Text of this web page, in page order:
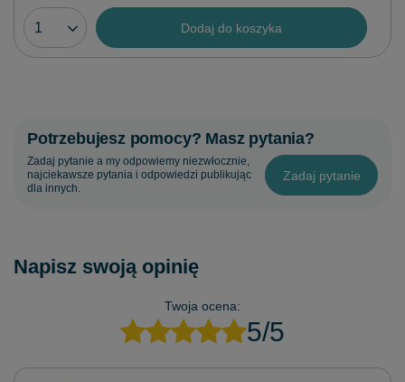
Dodaj do koszyka
Potrzebujesz pomocy? Masz pytania?
Zadaj pytanie a my odpowiemy niezwłocznie,
najciekawsze pytania i odpowiedzi publikując
dla innych.
Zadaj pytanie
Napisz swoją opinię
Twoja ocena:
5/5